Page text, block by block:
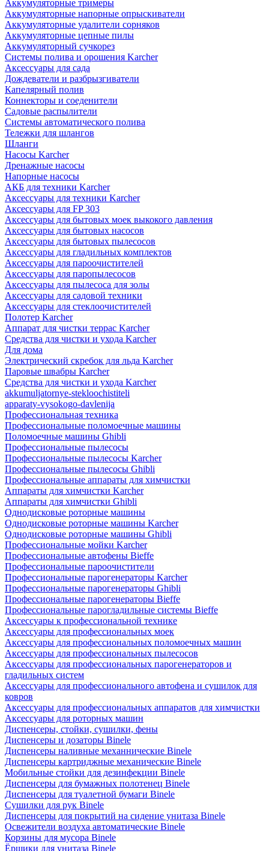
Аккумуляторные тримеры
Аккумуляторные напорные опрыскиватели
Аккумуляторные удалители сорняков
Аккумуляторные цепные пилы
Аккумуляторный сучкорез
Системы полива и орошения Karcher
Аксессуары для сада
Дождеватели и разбрызгиватели
Капелярный полив
Коннекторы и соеденители
Садовые распылители
Системы автоматического полива
Тележки для шлангов
Шланги
Насосы Karcher
Дренажные насосы
Напорные насосы
АКБ для техники Karcher
Аксессуары для техники Karcher
Аксессуары для FP 303
Аксессуары для бытовых моек выкокого давления
Аксессуары для бытовых насосов
Аксессуары для бытовых пылесосов
Аксессуары для гладильных комплектов
Аксессуары для пароочистителей
Аксессуары для паропылесосов
Аксессуары для пылесоса для золы
Аксессуары для садовой техники
Аксессуары для стеклоочистителей
Полотер Karcher
Аппарат для чистки террас Karcher
Средства для чистки и ухода Karcher
Для дома
Электрический скребок для льда Karcher
Паровые швабры Karcher
Средства для чистки и ухода Karcher
akkumuljatornye-stekloochistiteli
apparaty-vysokogo-davlenija
Профессиональная техника
Профессиональные поломоечные машины
Поломоечные машины Ghibli
Профессиональные пылесосы
Профессиональные пылесосы Karcher
Профессиональные пылесосы Ghibli
Профессиональные аппараты для химчистки
Аппараты для химчистки Karcher
Аппараты для химчистки Ghibli
Однодисковые роторные машины
Однодисковые роторные машины Karcher
Однодисковые роторные машины Ghibli
Профессиональные мойки Karcher
Профессиональные автофены Bieffe
Профессиональные пароочистители
Профессиональные парогенераторы Karcher
Профессиональные парогенераторы Ghibli
Профессиональные парогенераторы Bieffe
Профессиональные парогладильные системы Bieffe
Аксессуары к профессиональной технике
Аксессуары для профессиональных моек
Аксессуары для профессиональных поломоечных машин
Аксессуары для профессиональных пылесосов
Аксессуары для профессиональных парогенераторов и
гладильных систем
Аксессуары для профессионального автофена и сушилок для
ковров
Аксессуары для профессиональных аппаратов для химчистки
Аксессуары для роторных машин
Диспенсеры, стойки, сушилки, фены
Диспенсеры и дозаторы Binele
Диспенсеры наливные механнические Binele
Диспенсеры картриджные механические Binele
Мобильные стойки для дезинфекции Binele
Диспенсеры для бумажных полотенец Binele
Диспенсеры для туалетной бумаги Binele
Сушилки для рук Binele
Диспенсеры для покрытий на сидение унитаза Binele
Освежители воздуха автоматические Binele
Корзины для мусора Binele
Ёршики для унитаза Binele